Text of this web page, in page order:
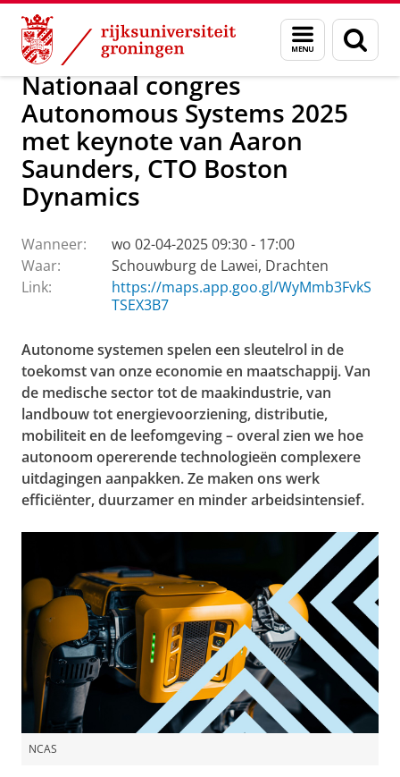
Skip
Content
Skip
Navigation
Menu
en
zoeken
Over ons Actueel Evenementen
Nationaal congres
Autonomous Systems 2025
met keynote van Aaron
Saunders, CTO Boston
Dynamics
Wanneer:
wo 02-04-2025 09:30 - 17:00
Waar:
Schouwburg de Lawei, Drachten
Link:
https://maps.app.goo.gl/WyMmb3FvkS
TSEX3B7
Autonome systemen spelen een sleutelrol in de
toekomst van onze economie en maatschappij. Van
de medische sector tot de maakindustrie, van
landbouw tot energievoorziening, distributie,
mobiliteit en de leefomgeving – overal zien we hoe
autonoom opererende technologieën complexere
uitdagingen aanpakken. Ze maken ons werk
efficiënter, duurzamer en minder arbeidsintensief.
NCAS